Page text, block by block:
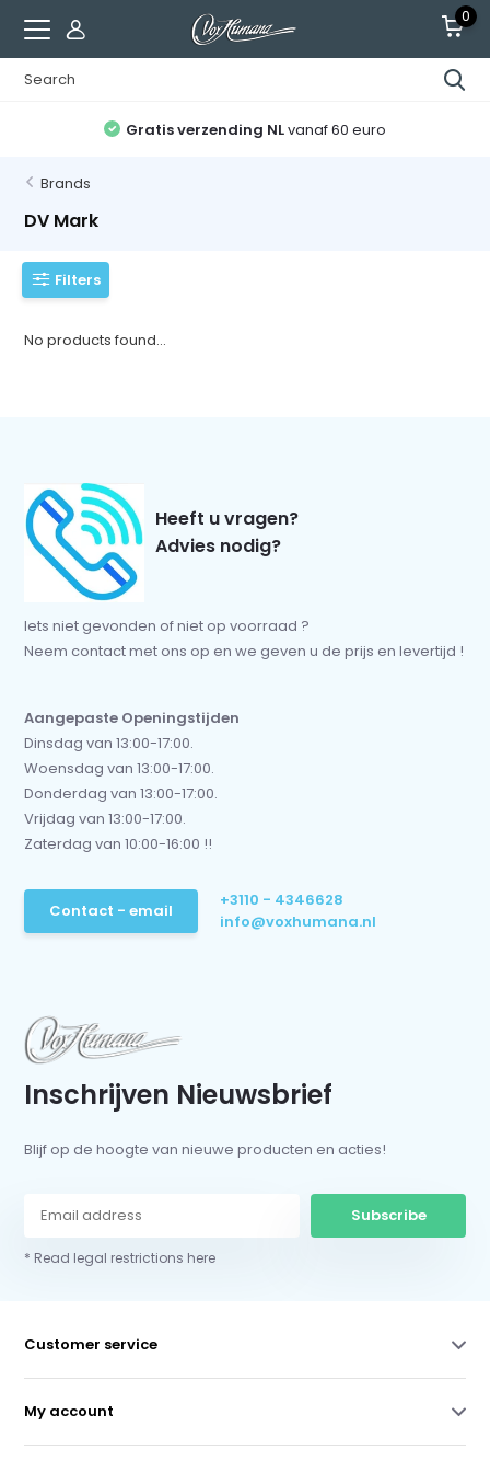
0
Gratis verzending NLvanaf 60 euro
Brands
DV Mark
Filters
No products found...
Heeft u vragen?
Advies nodig?
Iets niet gevonden of niet op voorraad ?
Neem contact met ons op en we geven u de prijs en levertijd !
Aangepaste Openingstijden
Dinsdag van 13:00-17:00.
Woensdag van 13:00-17:00.
Donderdag van 13:00-17:00.
Vrijdag van 13:00-17:00.
Zaterdag van 10:00-16:00 !!
Contact - email
+3110 - 4346628
info@voxhumana.nl
Inschrijven Nieuwsbrief
Blijf op de hoogte van nieuwe producten en acties!
Subscribe
* Read legal restrictions here
Customer service
My account